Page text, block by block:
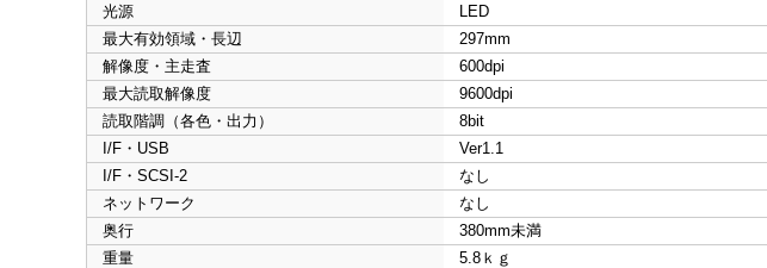
光源
LED
最大有効領域・長辺
297mm
解像度・主走査
600dpi
最大読取解像度
9600dpi
読取階調（各色・出力）
8bit
I/F・USB
Ver1.1
I/F・SCSI-2
なし
ネットワーク
なし
奥行
380mm未満
重量
5.8ｋｇ